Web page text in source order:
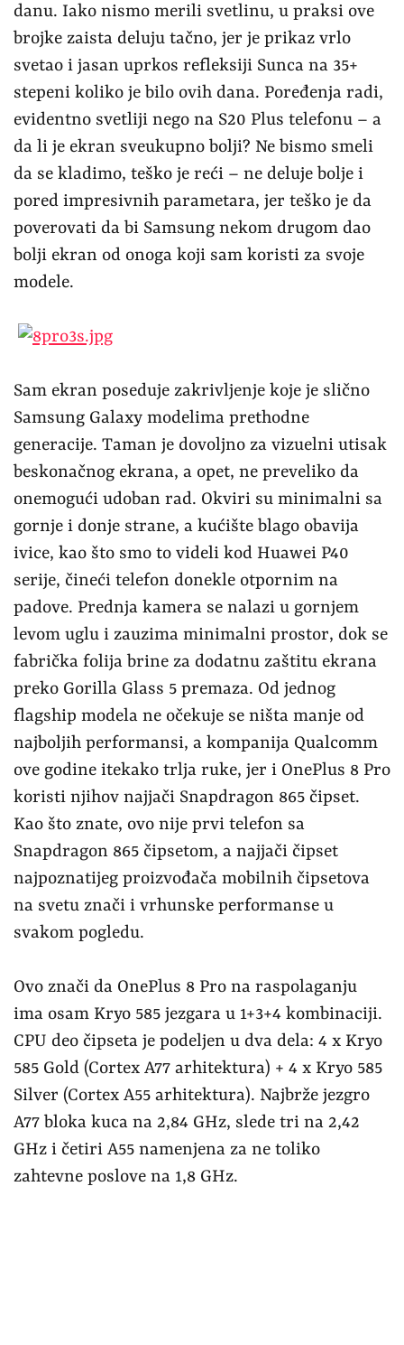
danu. Iako nismo merili svetlinu, u praksi ove
brojke zaista deluju tačno, jer je prikaz vrlo
svetao i jasan uprkos refleksiji Sunca na 35+
stepeni koliko je bilo ovih dana. Poređenja radi,
evidentno svetliji nego na S20 Plus telefonu – a
da li je ekran sveukupno bolji? Ne bismo smeli
da se kladimo, teško je reći – ne deluje bolje i
pored impresivnih parametara, jer teško je da
poverovati da bi Samsung nekom drugom dao
bolji ekran od onoga koji sam koristi za svoje
modele.
Sam ekran poseduje zakrivljenje koje je slično
Samsung Galaxy modelima prethodne
generacije. Taman je dovoljno za vizuelni utisak
beskonačnog ekrana, a opet, ne preveliko da
onemogući udoban rad. Okviri su minimalni sa
gornje i donje strane, a kućište blago obavija
ivice, kao što smo to videli kod Huawei P40
serije, čineći telefon donekle otpornim na
padove. Prednja kamera se nalazi u gornjem
levom uglu i zauzima minimalni prostor, dok se
fabrička folija brine za dodatnu zaštitu ekrana
preko Gorilla Glass 5 premaza. Od jednog
flagship modela ne očekuje se ništa manje od
najboljih performansi, a kompanija Qualcomm
ove godine itekako trlja ruke, jer i OnePlus 8 Pro
koristi njihov najjači Snapdragon 865 čipset.
Kao što znate, ovo nije prvi telefon sa
Snapdragon 865 čipsetom, a najjači čipset
najpoznatijeg proizvođača mobilnih čipsetova
na svetu znači i vrhunske performanse u
svakom pogledu.
Ovo znači da OnePlus 8 Pro na raspolaganju
ima osam Kryo 585 jezgara u 1+3+4 kombinaciji.
CPU deo čipseta je podeljen u dva dela: 4 x Kryo
585 Gold (Cortex A77 arhitektura) + 4 x Kryo 585
Silver (Cortex A55 arhitektura). Najbrže jezgro
A77 bloka kuca na 2,84 GHz, slede tri na 2,42
GHz i četiri A55 namenjena za ne toliko
zahtevne poslove na 1,8 GHz.